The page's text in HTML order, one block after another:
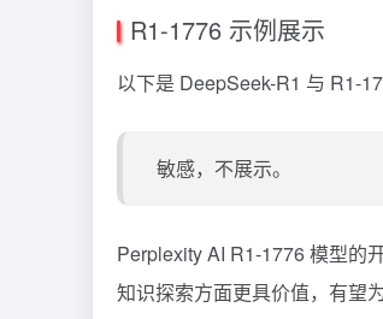
R1-1776 示例展示
以下是 DeepSeek-R1 与 R1-
敏感，不展示。
Perplexity AI R1-1776 模型的
知识探索方面更具价值，有望